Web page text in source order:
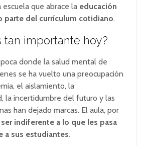
que abrace la educación
parte del currículum cotidiano.
tan importante hoy?
donde la salud mental de
se ha vuelto una preocupación
el aislamiento, la
la incertidumbre del futuro y las
han dejado marcas. El aula, por
indiferente a lo que les pasa
a sus estudiantes.